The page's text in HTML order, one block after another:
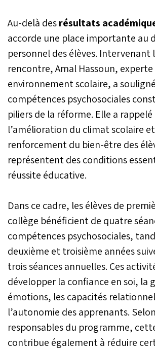
Au-delà desrésultats
accorde une place importante au
personnel des élèves. Intervenant
rencontre, Amal Hassoun, experte
environnement scolaire, a
compétences psychosociales
piliers de la réforme. Elle a rappelé
l’amélioration du climat scolaire
renforcement du bien-être des
représentent des conditions
réussite éducative.
Dans ce cadre, les élèves de
collège bénéficient de quatre
compétences psychosociales,
deuxième et troisième années
trois séances annuelles. Ces
développer la confiance en soi, la
émotions, les capacités
l’autonomie des apprenants.
responsables du programme,
contribue également à réduire